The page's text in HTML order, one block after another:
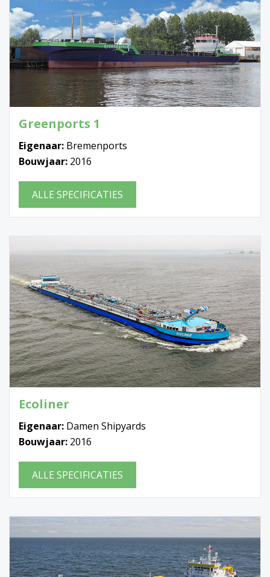
Greenports 1
Eigenaar: Bremenports
Bouwjaar: 2016
ALLE SPECIFICATIES
Ecoliner
Eigenaar: Damen Shipyards
Bouwjaar: 2016
ALLE SPECIFICATIES